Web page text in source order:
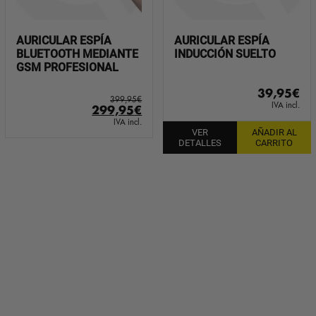
AURICULAR ESPÍA
BLUETOOTH MEDIANTE
GSM PROFESIONAL
399,95€
El
precio
299,95€
precio
IVA incl.
AURICULAR ESPÍA
INDUCCIÓN SUELTO
39,95€
IVA incl.
VER
DETALLES
AÑADIR AL
CARRITO